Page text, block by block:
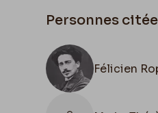
Personnes
Félicien